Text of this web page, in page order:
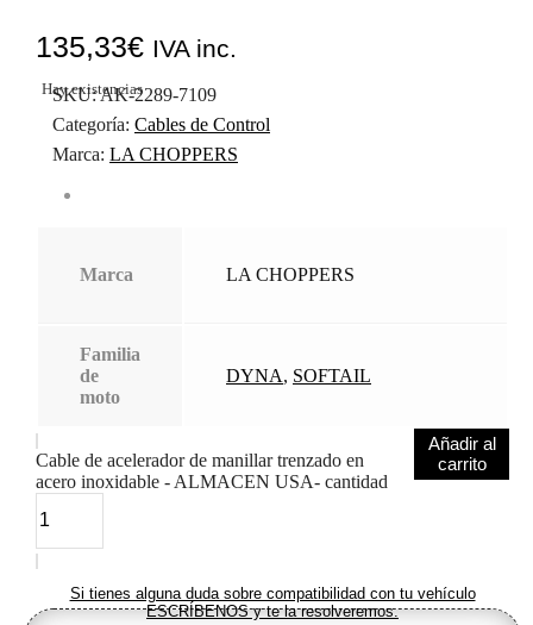
135,33€ IVA inc.
Hay existencias
SKU:AK-2289-7109
Categoría: Cables de Control
Marca: LA CHOPPERS
Marca LA CHOPPERS
Familia
de
moto
DYNA, SOFTAIL
Cable de acelerador de manillar trenzado en
acero inoxidable - ALMACEN USA- cantidad
Añadir al
carrito
Si tienes alguna duda sobre compatibilidad con tu vehículo
ESCRÍBENOS y te la resolveremos.